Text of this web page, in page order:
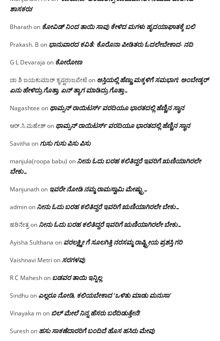
ಶಾಸಕರು!
Bharathon ಕೋವಿಡ್ ನಿಂದ ತಾಯಿ ಸಾವು ಕೇಳಿದ ಮಗಳು ಹೃದಯಾಘಾತಕ್ಕೆ ಬಲಿ
Prakash. B on ಭಾನುವಾರದ ಕವಿತೆ: ಕೊರೊನಾ ಪೀಡಿತರು ಓದಲೇಬೇಕಾದ- ನದಿ
G L Devaraja on ಕೋರೋಣ
ಚಾ ಶಿ ಜಯಕುಮಾರ್ ಕೃಷ್ಣರಾಜಪೇಟೆon ಆಸ್ತಿಯಲ್ಲಿ ಹೆಣ್ಣು ಮಕ್ಕಳಿಗೆ ಸಮಭಾಗ; ಅಂಬೇಡ್ಕರ್
ಏನು ಹೇಳಿದ್ರು ಗೊತ್ತಾ, ಏನ್ ತ್ಯಾಗ ಮಾಡಿದ್ರು ಗೊತ್ತಾ…
Nagashtee on ಥಾಮ್ಸನ್ ರಾಯಿಟರ್ಸ್ ವರದಿಯೂ ಭಾರತದಲ್ಲಿ ಹೆಣ್ಣಿನ ಸ್ಥಾನ‌
ಆರ್.ಸಿ.ಮಹೇಶ್on ಥಾಮ್ಸನ್ ರಾಯಿಟರ್ಸ್ ವರದಿಯೂ ಭಾರತದಲ್ಲಿ ಹೆಣ್ಣಿನ ಸ್ಥಾನ‌
Savitha onಗುಸು ಗುಸು ಪಿಸು ಪಿಸು
manjula(roopa babu) on ನೀನು ಓದು ಬರಹ ಕಲಿತಿದ್ದರೆ ಇವರಿಗೆ ಋಣಿಯಾಗಿರಲೇ
ಬೇಕು…
Manjunathon ಇವರೇ‌ ನೋಡಿ‌ ನಮ್ಮ‌ ರಾಮಸ್ವಾಮಿ ಮೇಷ್ಟ್ರು…
adminon ನೀನು ಓದು ಬರಹ ಕಲಿತಿದ್ದರೆ ಇವರಿಗೆ ಋಣಿಯಾಗಿರಲೇ ಬೇಕು…
ಹರಿನೇತ್ರon ನೀನು ಓದು ಬರಹ ಕಲಿತಿದ್ದರೆ ಇವರಿಗೆ ಋಣಿಯಾಗಿರಲೇ ಬೇಕು…
Ayisha Sulthana on ವರಲಕ್ಷ್ಮೀ ಗೆ ಸೂಲಗಿತ್ತಿ ನರಸಮ್ಮ‌ ರಾಷ್ಟ್ರೀಯ ಪ್ರಶಸ್ತಿ ಗರಿ
Vaishnavi Metri onಸರಗಳವು
R C Maheshon ಬಡವರ ತಾಯಿ ಇನ್ನಿಲ್ಲ
Sindhuon ಎಲ್ಲರೂ ನೋಡಿ, ಕಲಿಯಬೇಕಾದ ‘ಒಳಿತು ಮಾಡು ಮನುಸಾ’
Vinayaka mon ಬಿಲ್ ಮೇಲೆ ನಿನ್ನ ಹೆಸರು ಬರೆದಿಡುತ್ತೇನೆ!
Sureshon ಹಸು ಸಾಕಣೆದಾರರಿಗೆ ಬಂದಿದೆ ಹೊಸ ಹಸಿರು ಮೇವು